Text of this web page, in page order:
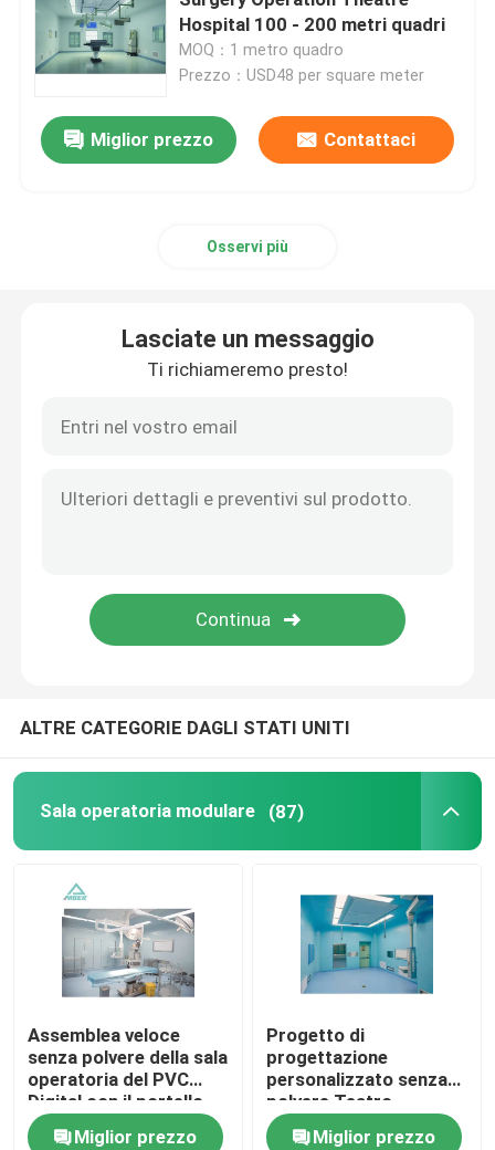
Porta automatica dell'ospedale
tavolo operatorio chirurgico
Sala Operativa Chirurgica
cascata di particelle di acciaio inossidabile
Lavandino medico di acciaio inossidabile
Governo medico di acciaio inossidabile
aria che tratta unità
Hospital 100 - 200 metri quadri
MOQ：1 metro quadro
Prezzo：USD48 per square meter
Miglior prezzo Contattaci
Osservi più
Lasciate un messaggio
Ti richiameremo presto!
ALTRE CATEGORIE DAGLI STATI UNITI
Sala operatoria modulare (87)
Assemblea veloce
senza polvere della sala
operatoria del PVC
Digital con il portello
scorrevole automatico
Miglior prezzo
Progetto di
progettazione
personalizzato senza
polvere Teatro
operativo modulare
Miglior prezzo